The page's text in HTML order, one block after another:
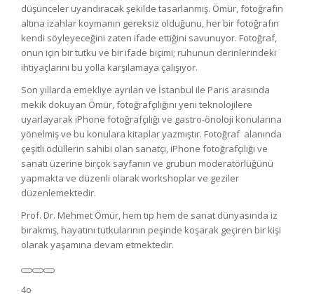
düşünceler uyandıracak şekilde tasarlanmış. Ömür, fotoğrafın
altına izahlar koymanın gereksiz olduğunu, her bir fotoğrafın
kendi söyleyeceğini zaten ifade ettiğini savunuyor. Fotoğraf,
onun için bir tutku ve bir ifade biçimi; ruhunun derinlerindeki
ihtiyaçlarını bu yolla karşılamaya çalışıyor.
Son yıllarda emekliye ayrılan ve İstanbul ile Paris arasında
mekik dokuyan Ömür, fotoğrafçılığını yeni teknolojilere
uyarlayarak iPhone fotoğrafçılığı ve gastro-önoloji konularına
yönelmiş ve bu konulara kitaplar yazmıştır. Fotoğraf alanında
çeşitli ödüllerin sahibi olan sanatçı, iPhone fotoğrafçılığı ve
sanatı üzerine birçok sayfanın ve grubun moderatörlüğünü
yapmakta ve düzenli olarak workshoplar ve geziler
düzenlemektedir.
Prof. Dr. Mehmet Ömür, hem tıp hem de sanat dünyasında iz
bırakmış, hayatını tutkularının peşinde koşarak geçiren bir kişi
olarak yaşamına devam etmektedir.
4o